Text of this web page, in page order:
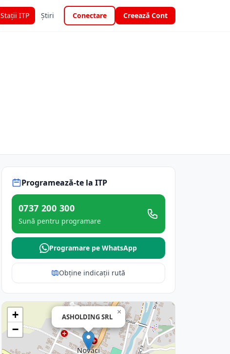
Stații ITP Știri Conectare Creează Cont
Programează-te la ITP
0737 200 300
Sună pentru programare
Programare pe WhatsApp
Obține indicații rută
ASHOLDING SRL
×
+
−